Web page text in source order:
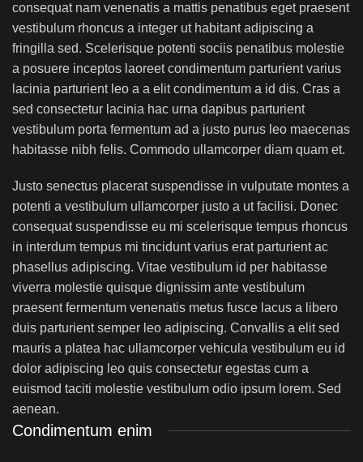
consequat nam venenatis a mattis penatibus eget praesent
vestibulum rhoncus a integer ut habitant adipiscing a
fringilla sed. Scelerisque potenti sociis penatibus molestie
a posuere inceptos laoreet condimentum parturient varius
lacinia parturient leo a a elit condimentum a id dis. Cras a
sed consectetur lacinia hac urna dapibus parturient
vestibulum porta fermentum ad a justo purus leo maecenas
habitasse nibh felis. Commodo ullamcorper diam quam et.
Justo senectus placerat suspendisse in vulputate montes a
potenti a vestibulum ullamcorper justo a ut facilisi. Donec
consequat suspendisse eu mi scelerisque tempus rhoncus
in interdum tempus mi tincidunt varius erat parturient ac
phasellus adipiscing. Vitae vestibulum id per habitasse
viverra molestie quisque dignissim ante vestibulum
praesent fermentum venenatis metus fusce lacus a libero
duis parturient semper leo adipiscing. Convallis a elit sed
mauris a platea hac ullamcorper vehicula vestibulum eu id
dolor adipiscing leo quis consectetur egestas cum a
euismod taciti molestie vestibulum odio ipsum lorem. Sed
aenean.
Condimentum enim